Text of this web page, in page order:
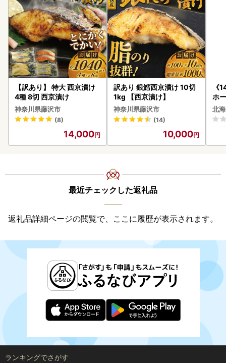
【訳あり】 特大 西京漬け
4種 8切 西京漬け
神奈川県藤沢市
(8)
14,000
訳あり 銀鱈西京漬け 10切
1kg 【西京漬け】
神奈川県藤沢市
(14)
10,000
《
ホ
( 飲
ク
贈
い
北
最近チェックした返礼品
返礼品詳細ページの閲覧で、ここに履歴が表示されます。
ランキングでさがす